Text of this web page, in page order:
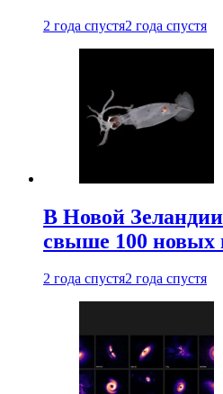
2 года спустя2 года спустя
В Новой
свыше 100 новых
2 года спустя2 года спустя